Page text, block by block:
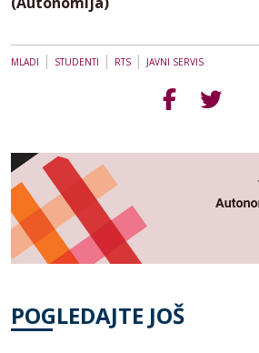
MLADI | STUDENTI | RTS | JAVNI SERVIS
POGLEDAJTE JOŠ